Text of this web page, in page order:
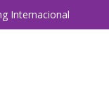
Internacional